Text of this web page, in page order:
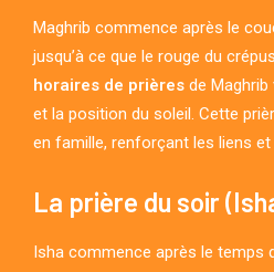
Maghrib commence après le
jusqu’à ce que le rouge du
horaires de prières de
et la position du soleil. Cette
en famille, renforçant les liens
La prière du soir
Isha commence après le temps